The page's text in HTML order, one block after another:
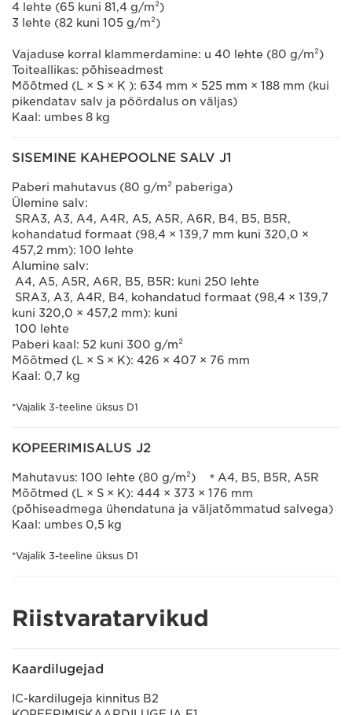
4 lehte (65 kuni 81,4 g/m²)
3 lehte (82 kuni 105 g/m²)
Vajaduse korral klammerdamine: u 40 lehte (80 g/m²)
Toiteallikas: põhiseadmest
Mõõtmed (L × S × K ): 634 mm × 525 mm × 188 mm (kui
pikendatav salv ja pöördalus on väljas)
Kaal: umbes 8 kg
SISEMINE KAHEPOOLNE SALV J1
Paberi mahutavus (80 g/m² paberiga)
Ülemine salv:
SRA3, A3, A4, A4R, A5, A5R, A6R, B4, B5, B5R,
kohandatud formaat (98,4 × 139,7 mm kuni 320,0 ×
457,2 mm): 100 lehte
Alumine salv:
A4, A5, A5R, A6R, B5, B5R: kuni 250 lehte
SRA3, A3, A4R, B4, kohandatud formaat (98,4 × 139,7
kuni 320,0 × 457,2 mm): kuni
100 lehte
Paberi kaal: 52 kuni 300 g/m²
Mõõtmed (L × S × K): 426 × 407 × 76 mm
Kaal: 0,7 kg
*Vajalik 3-teeline üksus D1
KOPEERIMISALUS J2
Mahutavus: 100 lehte (80 g/m²) ＊A4, B5, B5R, A5R
Mõõtmed (L × S × K): 444 × 373 × 176 mm
(põhiseadmega ühendatuna ja väljatõmmatud salvega)
Kaal: umbes 0,5 kg
*Vajalik 3-teeline üksus D1
Riistvaratarvikud
Kaardilugejad
IC-kardilugeja kinnitus B2